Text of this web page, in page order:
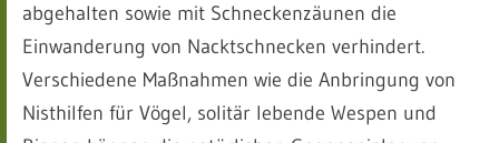
abgehalten sowie mit Schneckenzäunen die
Einwanderung von Nacktschnecken verhindert.
Verschiedene Maßnahmen wie die Anbringung von
Nisthilfen für Vögel, solitär lebende Wespen und